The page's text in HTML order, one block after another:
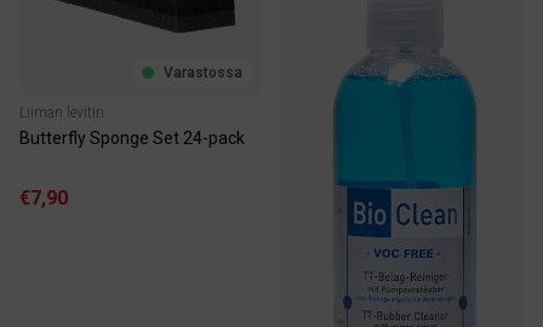
Varastossa
Liiman levitin
Butterfly Sponge Set 24-pack
€7,90